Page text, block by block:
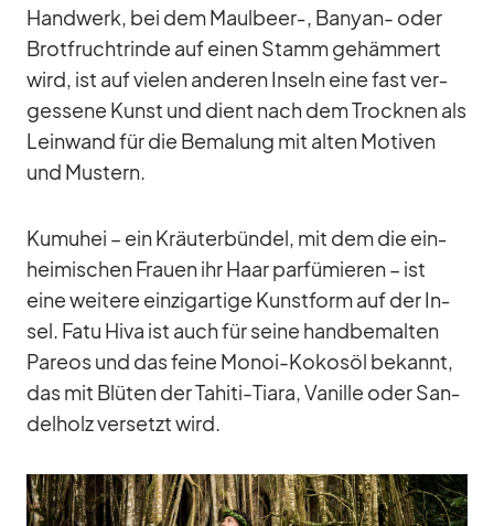
Hand­werk, bei dem Maulbeer‑, Ban­yan- oder
Brot­frucht­rinde auf ei­nen Stamm ge­häm­mert
wird, ist auf vie­len an­de­ren In­seln eine fast ver­
ges­sene Kunst und dient nach dem Trock­nen als
Lein­wand für die Be­ma­lung mit al­ten Mo­ti­ven
und Mus­tern.
Kumu­hei – ein Kräu­ter­bün­del, mit dem die ein­
hei­mi­schen Frauen ihr Haar par­fü­mie­ren – ist
eine wei­tere ein­zig­ar­tige Kunst­form auf der In­
sel. Fatu Hiva ist auch für seine hand­be­mal­ten
Pareos und das feine Mo­noi-Ko­kosöl be­kannt,
das mit Blü­ten der Ta­hiti-Tiara, Va­nille oder San­
del­holz ver­setzt wird.